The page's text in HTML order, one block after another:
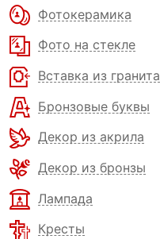
Фотокерамика
Фото на стекле
Вставка из гранита
Бронзовые буквы
Декор из акрила
Декор из бронзы
Лампада
Кресты